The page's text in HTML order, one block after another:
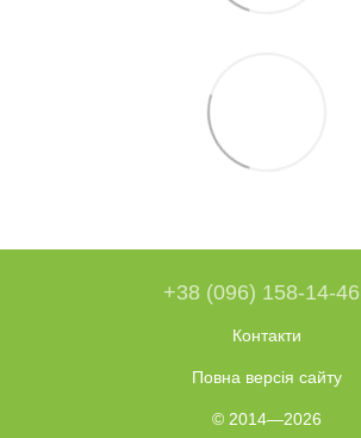
+38 (096) 158-14-46
Контакти
Повна версія сайту
© 2014—2026